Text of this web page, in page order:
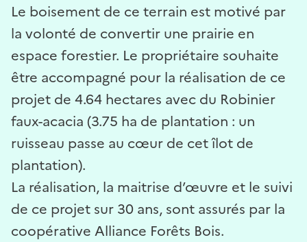
Le boisement de ce terrain est motivé par
la volonté de convertir une prairie en
espace forestier. Le propriétaire souhaite
être accompagné pour la réalisation de ce
projet de 4.64 hectares avec du Robinier
faux-acacia (3.75 ha de plantation : un
ruisseau passe au cœur de cet îlot de
plantation).
La réalisation, la maitrise d’œuvre et le suivi
de ce projet sur 30 ans, sont assurés par la
coopérative Alliance Forêts Bois.